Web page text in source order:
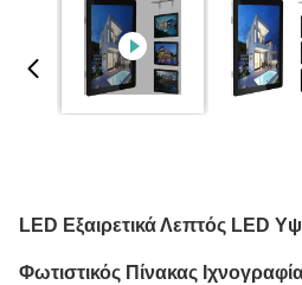
LED Εξαιρετικά Λεπτός LED
Φωτιστικός Πίνακας